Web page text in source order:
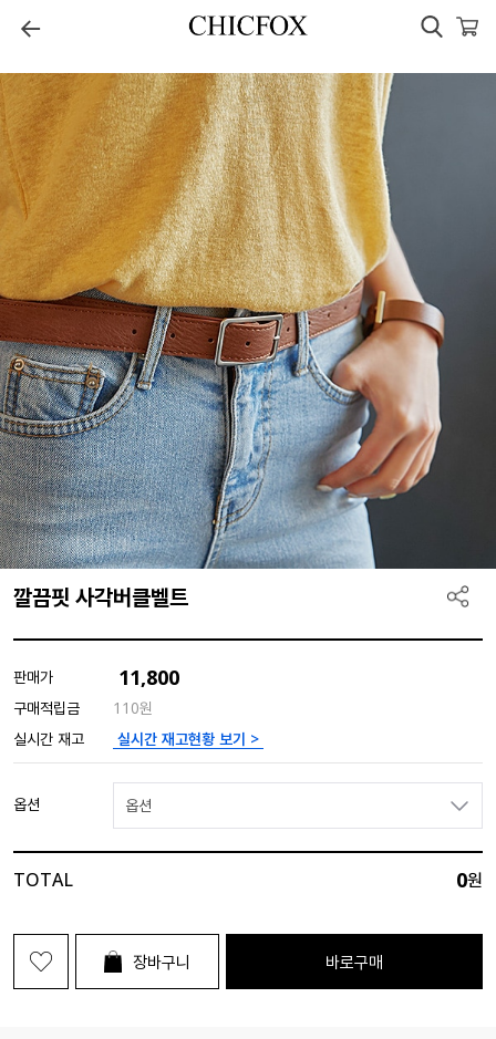
깔끔핏 사각버클벨트
판매가 11,800
구매적립금
110원
실시간 재고
실시간 재고현황 보기 >
옵션 옵션
TOTAL 0원
장바구니 바로구매